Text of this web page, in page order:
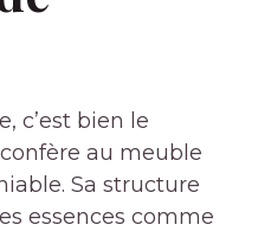
c’est bien le
au meuble
Sa structure
essences comme